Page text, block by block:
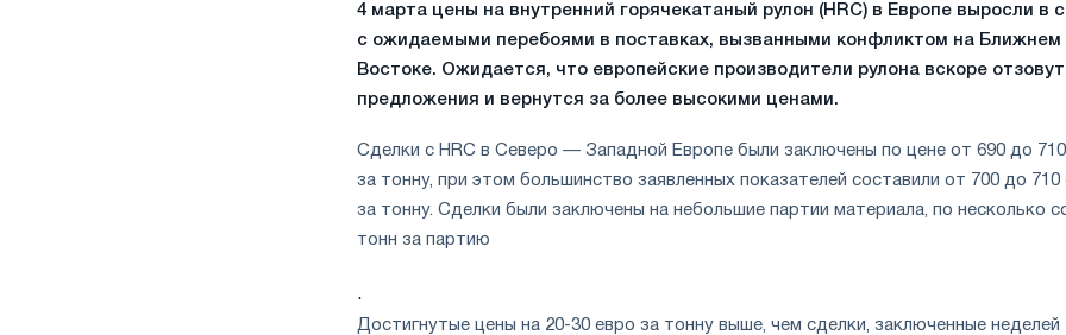
4 марта цены на внутренний горячекатаный рулон (HRC) в Европе выросли в
с ожидаемыми перебоями в поставках, вызванными конфликтом на Ближнем
Востоке. Ожидается, что европейские производители рулона вскоре отзовут
предложения и вернутся за более высокими ценами.
Сделки с HRC в Северо — Западной Европе были заключены по цене от 690 до
за тонну, при этом большинство заявленных показателей составили от 700 до 710
за тонну. Сделки были заключены на небольшие партии материала, по несколько
тонн за партию
.
Достигнутые цены на 20-30 евро за тонну выше, чем сделки, заключенные неделей